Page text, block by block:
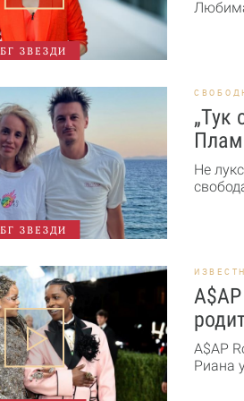
БГ ЗВЕЗДИ
БГ ЗВЕЗДИ
„Тук
Не
A$AP
Риана